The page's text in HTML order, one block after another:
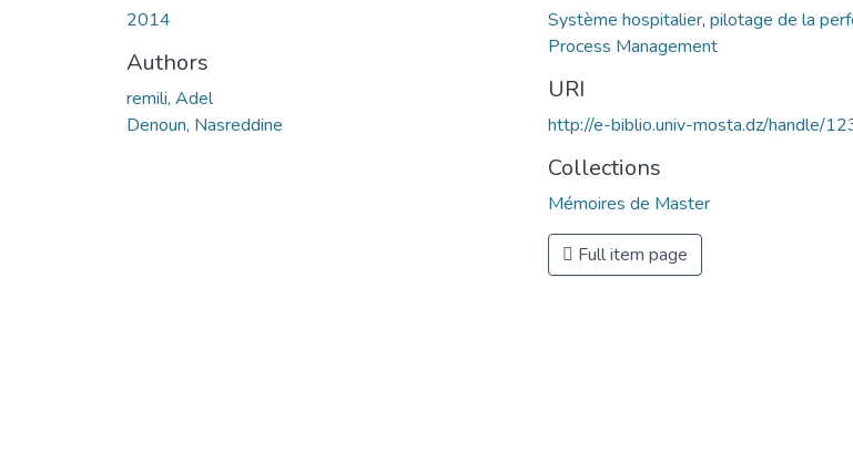
2014
Authors
remili, Adel
Denoun, Nasreddine
Système hospitalier, pilotage de la
Process Management
URI
http://e-biblio.univ-mosta.dz/handle/
Collections
Mémoires de Master
Full item page